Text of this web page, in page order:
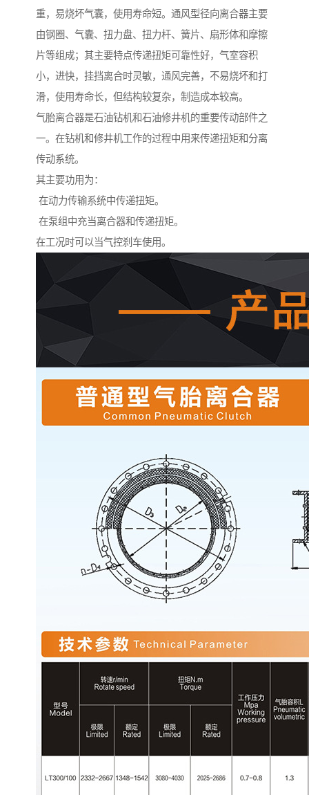
重，易烧坏气囊，使用寿命短。通风型径向离合器主要
由钢圈、气囊、扭力盘、扭力杆、簧片、扇形体和摩擦
片等组成；其主要特点传递扭矩可靠性好，气室容积
小，进快，挂挡离合时灵敏，通风完善，不易烧坏和打
滑，使用寿命长，但结构较复杂，制造成本较高。
气胎离合器是石油钻机和石油修井机的重要传动部件之
一。在钻机和修井机工作的过程中用来传递扭矩和分离
传动系统。
其主要功用为：
在动力传输系统中传递扭矩。
在泵组中充当离合器和传递扭矩。
在工况时可以当气控刹车使用。